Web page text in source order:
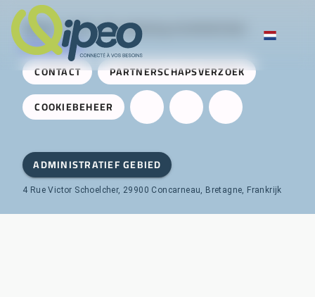
Qipeo © 2025 -Een oplossing ontwikkeld door
AireServices
CONTACT
PARTNERSCHAPSVERZOEK
COOKIEBEHEER
ADMINISTRATIEF GEBIED
4 Rue Victor Schoelcher, 29900 Concarneau, Bretagne, Frankrijk